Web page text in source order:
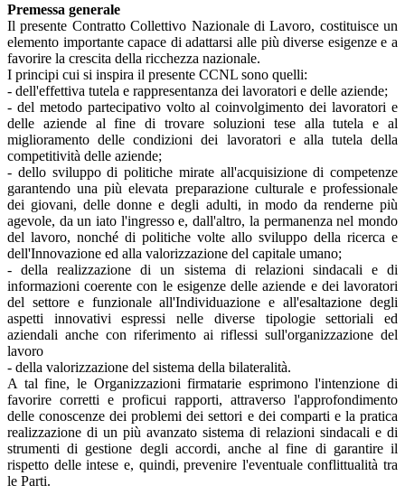
Premessa generale
Il presente Contratto Collettivo Nazionale di Lavoro, costituisce un
elemento importante capace di adattarsi alle più diverse esigenze e a
favorire la crescita della ricchezza nazionale.
I principi cui si inspira il presente CCNL sono quelli:
- dell'effettiva tutela e rappresentanza dei lavoratori e delle aziende;
- del metodo partecipativo volto al coinvolgimento dei lavoratori e
delle aziende al fine di trovare soluzioni tese alla tutela e al
miglioramento delle condizioni dei lavoratori e alla tutela della
competitività delle aziende;
- dello sviluppo di politiche mirate all'acquisizione di competenze
garantendo una più elevata preparazione culturale e professionale
dei giovani, delle donne e degli adulti, in modo da renderne più
agevole, da un iato l'ingresso e, dall'altro, la permanenza nel mondo
del lavoro, nonché di politiche volte allo sviluppo della ricerca e
dell'Innovazione ed alla valorizzazione del capitale umano;
- della realizzazione di un sistema di relazioni sindacali e di
informazioni coerente con le esigenze delle aziende e dei lavoratori
del settore e funzionale all'Individuazione e all'esaltazione degli
aspetti innovativi espressi nelle diverse tipologie settoriali ed
aziendali anche con riferimento ai riflessi sull'organizzazione del
lavoro
- della valorizzazione del sistema della bilateralità.
A tal fine, le Organizzazioni firmatarie esprimono l'intenzione di
favorire corretti e proficui rapporti, attraverso l'approfondimento
delle conoscenze dei problemi dei settori e dei comparti e la pratica
realizzazione di un più avanzato sistema di relazioni sindacali e di
strumenti di gestione degli accordi, anche al fine di garantire il
rispetto delle intese e, quindi, prevenire l'eventuale conflittualità tra
le Parti.